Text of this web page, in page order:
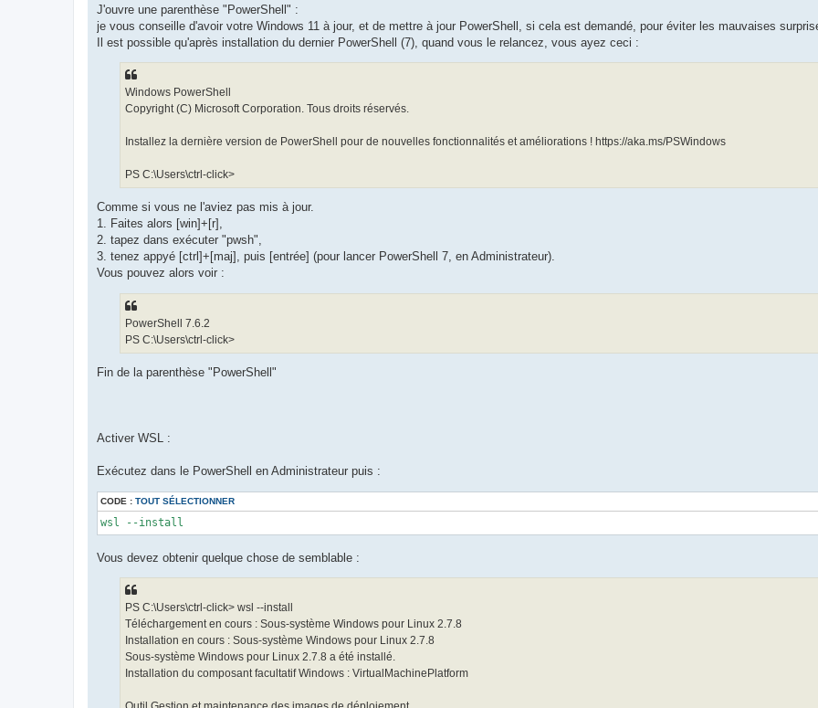
J'ouvre une parenthèse "PowerShell" :
je vous conseille d'avoir votre Windows 11 à jour, et de mettre à jour PowerShell, si cela est demandé, pour éviter les mauvaises
Il est possible qu'après installation du dernier PowerShell (7), quand vous le relancez, vous ayez ceci :
Windows PowerShell
Copyright (C) Microsoft Corporation. Tous droits réservés.
Installez la dernière version de PowerShell pour de nouvelles fonctionnalités et améliorations ! https://aka.ms/PSWindows
PS C:\Users\ctrl-click>
Comme si vous ne l'aviez pas mis à jour.
1. Faites alors [win]+[r],
2. tapez dans exécuter "pwsh",
3. tenez appyé [ctrl]+[maj], puis [entrée] (pour lancer PowerShell 7, en Administrateur).
Vous pouvez alors voir :
PowerShell 7.6.2
PS C:\Users\ctrl-click>
Fin de la parenthèse "PowerShell"
Activer WSL :
Exécutez dans le PowerShell en Administrateur puis :
CODE : TOUT SÉLECTIONNER
wsl --install
Vous devez obtenir quelque chose de semblable :
PS C:\Users\ctrl-click> wsl --install
Téléchargement en cours : Sous-système Windows pour Linux 2.7.8
Installation en cours : Sous-système Windows pour Linux 2.7.8
Sous-système Windows pour Linux 2.7.8 a été installé.
Installation du composant facultatif Windows : VirtualMachinePlatform